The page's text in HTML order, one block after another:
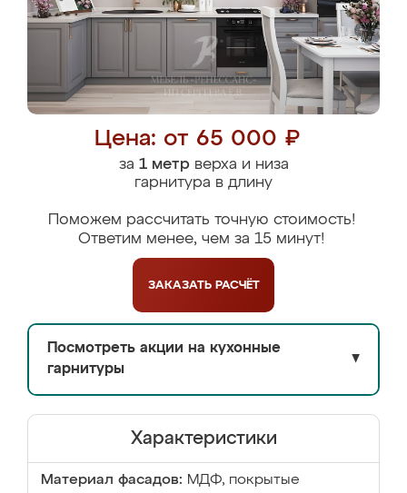
Цена: от 65 000 ₽
за 1 метрверха и низа
гарнитура в длину
Поможем рассчитать точную стоимость!
Ответим менее, чем за 15 минут!
ЗАКАЗАТЬ РАСЧЁТ
Посмотреть акции на кухонные
гарнитуры
▼
Характеристики
Материал фасадов: МДФ, покрытые